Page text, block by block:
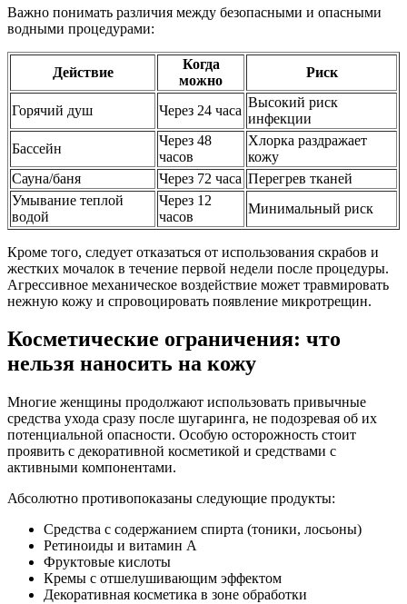
Важно понимать различия между безопасными и опасными
водными процедурами:
Действие
Когда
можно
Риск
Горячий душ Через 24 часа
Высокий риск
инфекции
Бассейн
Через 48
часов
Хлорка раздражает
кожу
Сауна/баня
Через 72 часа Перегрев тканей
Умывание теплой
водой
Через 12
часов
Минимальный риск
Кроме того, следует отказаться от использования скрабов и
жестких мочалок в течение первой недели после процедуры.
Агрессивное механическое воздействие может травмировать
нежную кожу и спровоцировать появление микротрещин.
Косметические ограничения: что
нельзя наносить на кожу
Многие женщины продолжают использовать привычные
средства ухода сразу после шугаринга, не подозревая об их
потенциальной опасности. Особую осторожность стоит
проявить с декоративной косметикой и средствами с
активными компонентами.
Абсолютно противопоказаны следующие продукты:
Средства с содержанием спирта (тоники, лосьоны)
Ретиноиды и витамин А
Фруктовые кислоты
Кремы с отшелушивающим эффектом
Декоративная косметика в зоне обработки